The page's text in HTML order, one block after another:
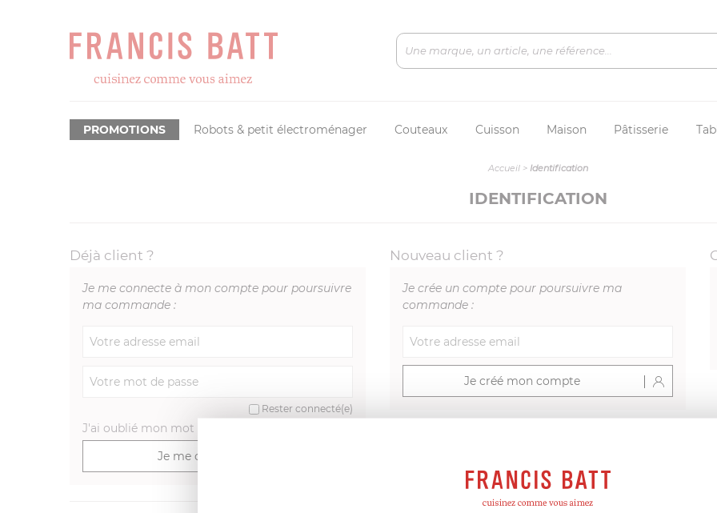
Robots & petit électroménager Couteaux Cuisson Maison Pâtisserie
PROMOTIONS
Accueil> Identification
IDENTIFICATION
Déjà client ?
Je me connecte à mon compte pour poursuivre
ma commande :
Rester connecté(e)
J'ai oublié mon mot de passe
Je me connecte
Nouveau client ?
Je crée un compte pour poursuivre ma
commande :
Je créé mon compte